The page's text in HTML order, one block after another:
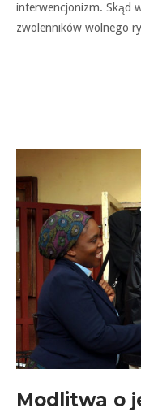
interwencjonizm. Skąd
zwolenników wolnego
Modlitwa o